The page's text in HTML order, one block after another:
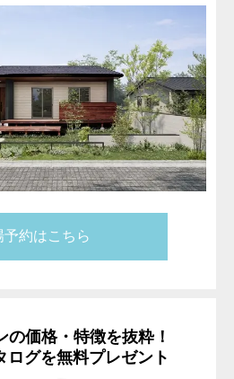
予約はこちら
の価格・特徴を抜粋！
グを無料プレゼント